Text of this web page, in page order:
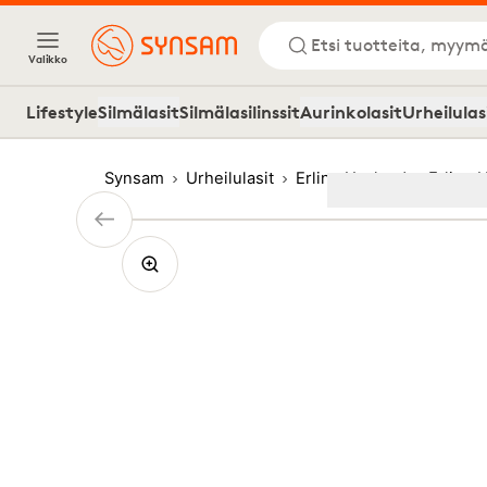
Valikko
Etsi tuotteita,
LifestyleSilmälasitSilmälasilinssitAurinkolasit
Synsam Urheilulasit Erling Haaland Erling